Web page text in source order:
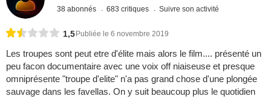
38 abonnés 683 critiques Suivre son activité
1,5 Publiée le 6 novembre 2019
Les troupes sont peut etre d'élite mais alors le film.... présenté un
peu facon documentaire avec une voix off niaiseuse et presque
omniprésente "troupe d'elite" n'a pas grand chose d'une plongée
sauvage dans les favellas. On y suit beaucoup plus le quotidien